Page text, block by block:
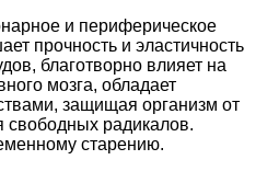
и периферическое
прочность и эластичность
благотворно влияет на
мозга, обладает
защищая организм от
свободных радикалов.
старению.